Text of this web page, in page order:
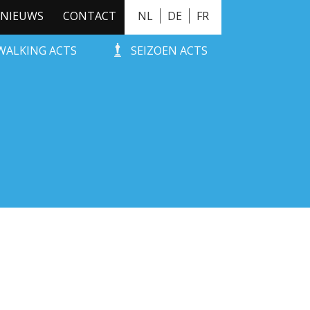
NL DE FR
NIEUWS CONTACT
ACTS SEIZOEN ACTS